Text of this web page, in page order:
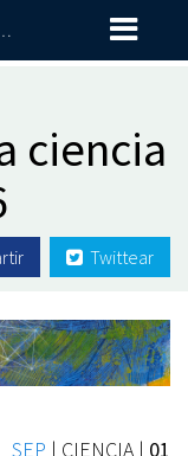
y Difusión Editorial
ciencia
Twittear
SEP | CIENCIA | 01